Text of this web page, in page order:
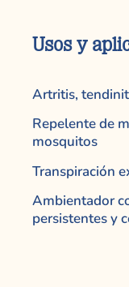
Usos y
Artritis,
Repelente de
mosquitos
Transpiración
Ambientador
persistentes y